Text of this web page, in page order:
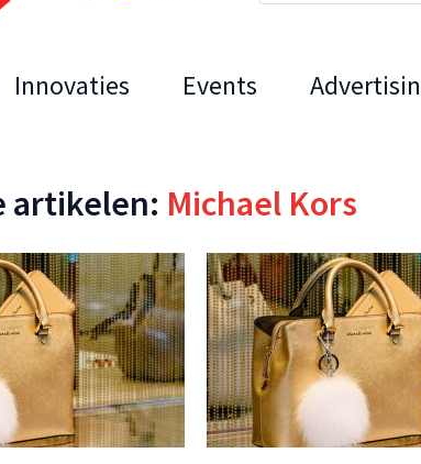
Innovaties Events
artikelen: Michael Kors